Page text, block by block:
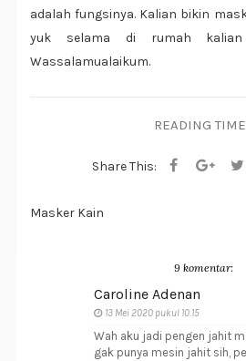
adalah fungsinya. Kalian bikin
yuk selama di rumah
Wassalamualaikum.
READING
Share This:
Masker Kain
9 komentar:
Caroline Adenan
13 Mei 2020 pukul 10.15
Wah aku jadi pengen jahit
gak punya mesin jahit sih,